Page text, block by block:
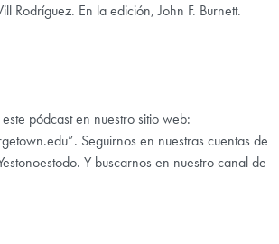
Rodríguez. En la edición, John F. Burnett.
pódcast en nuestro sitio web:
Seguirnos en nuestras cuentas de
Y buscarnos en nuestro canal de